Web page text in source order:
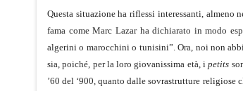
Questa situazione ha riflessi interessanti, almeno
fama come Marc Lazar ha dichiarato in modo
algerini o marocchini o tunisini”. Ora, noi non
sia, poiché, per la loro giovanissima età, ipetits
’60 del ‘900, quanto dalle sovrastrutture